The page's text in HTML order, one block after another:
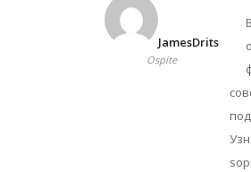
JamesDrits
Ospite